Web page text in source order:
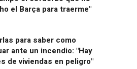
el Barça para traerme"
para saber como
ante un incendio: "Hay
de viviendas en peligro"